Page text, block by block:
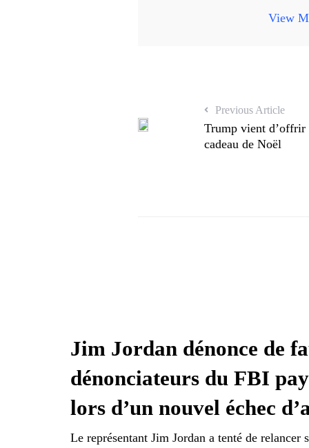
View
Previous Article
Trump vient d’offrir
cadeau de Noël
Jim Jordan dénonce de
dénonciateurs du FBI
lors d’un nouvel échec
Le représentant Jim Jordan a tenté de relancer